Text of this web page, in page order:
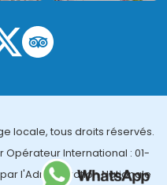
locale, tous droits réservés.
Opérateur International : 01-
par l'Administration Nationale